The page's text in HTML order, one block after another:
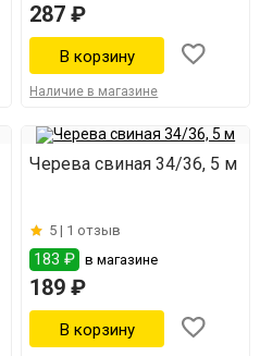
287 ₽
Наличие в магазине
Черева свиная 34/36, 5 м
5 | 1 отзыв
183 ₽ в магазине
189 ₽